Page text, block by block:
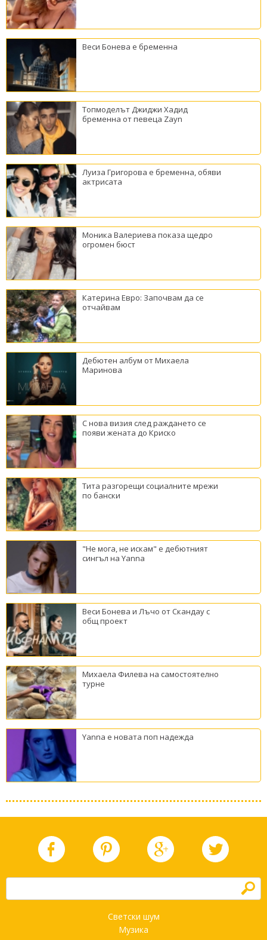
Веси Бонева е бременна
Топмоделът Джиджи Хадид
бременна от певеца Zayn
Луиза Григорова е бременна, обяви
актрисата
Моника Валериева показа щедро
огромен бюст
Катерина Евро: Започвам да се
отчайвам
Дебютен албум от Михаела
Маринова
С нова визия след раждането се
появи жената до Криско
Тита разгорещи социалните мрежи
по бански
"Не мога, не искам" е дебютният
сингъл на Yanna
Веси Бонева и Лъчо от Скандау с
общ проект
Михаела Филева на самостоятелно
турне
Yanna е новата поп надежда
h
Светски шум
Музика